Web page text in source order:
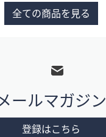
全ての商品を見る
ールマガジン
登録はこちら